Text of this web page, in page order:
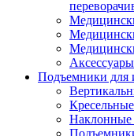
Подъемники для
Наклонные